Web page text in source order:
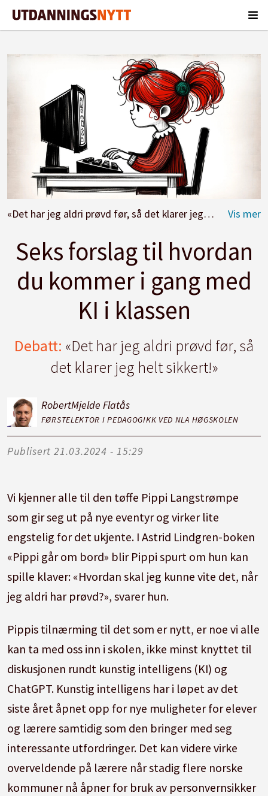
«Det har jeg aldri prøvd før, så det klarer jeg helt sikkert!»
Seks forslag til hvordan
du kommer i gang med
KI i klassen
Debatt: «Det har jeg aldri prøvd før, så
det klarer jeg helt sikkert!»
RobertMjelde Flatås
FØRSTELEKTOR I PEDAGOGIKK VED NLA HØGSKOLEN
Publisert 21.03.2024 - 15:29
Vi kjenner alle til den tøffe Pippi Langstrømpe
som gir seg ut på nye eventyr og virker lite
engstelig for det ukjente. I Astrid Lindgren-boken
«Pippi går om bord» blir Pippi spurt om hun kan
spille klaver: «Hvordan skal jeg kunne vite det, når
jeg aldri har prøvd?», svarer hun.
Pippis tilnærming til det som er nytt, er noe vi alle
kan ta med oss inn i skolen, ikke minst knyttet til
diskusjonen rundt kunstig intelligens (KI) og
ChatGPT. Kunstig intelligens har i løpet av det
siste året åpnet opp for nye muligheter for elever
og lærere samtidig som den bringer med seg
interessante utfordringer. Det kan videre virke
overveldende på lærere når stadig flere norske
kommuner nå åpner for bruk av personvernsikker